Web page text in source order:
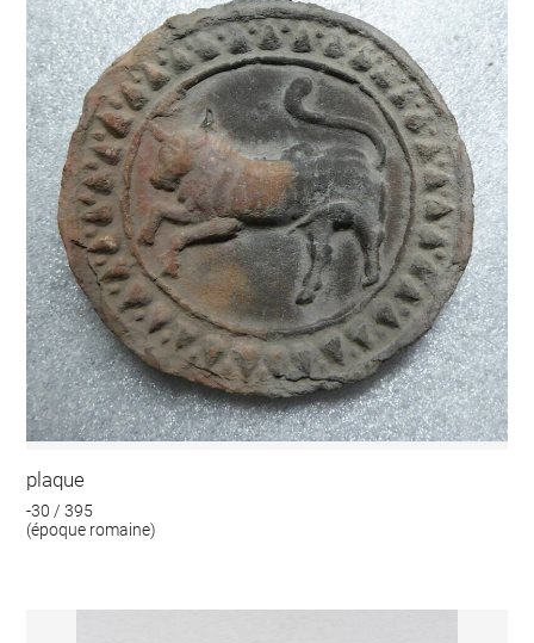
plaque
-30 / 395
(époque romaine)